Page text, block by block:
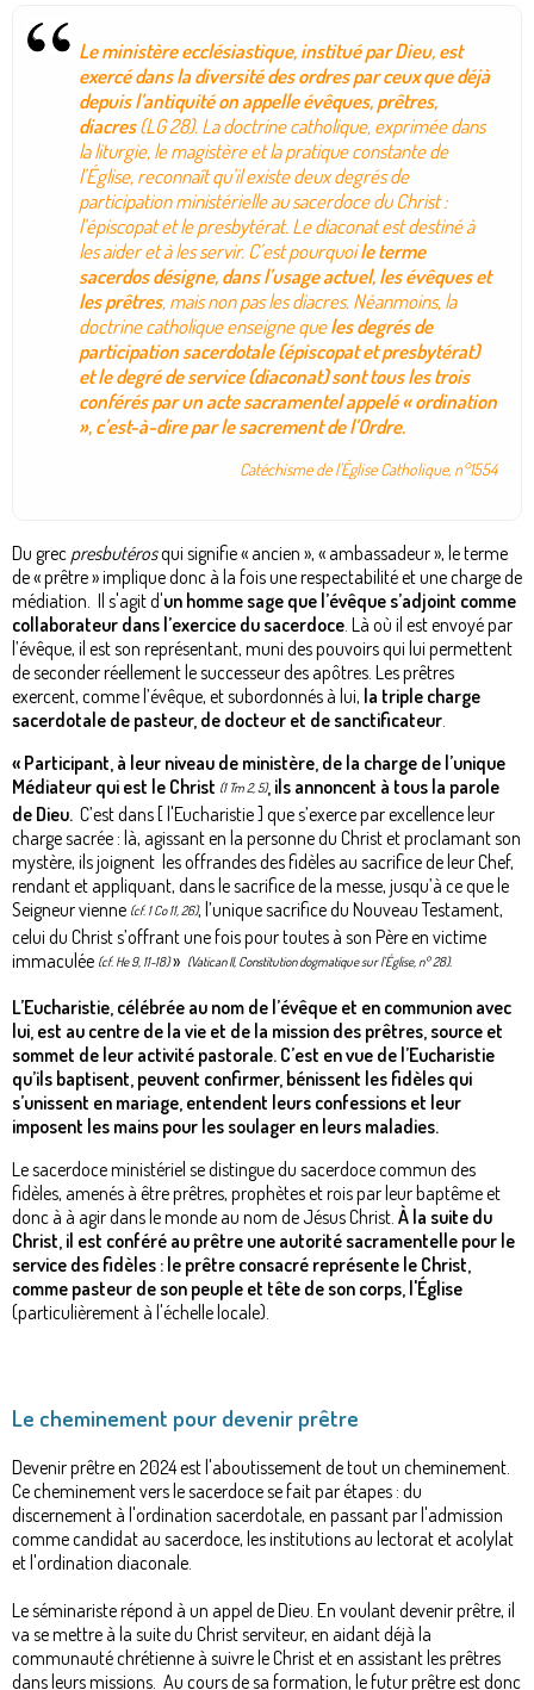
Le ministère ecclésiastique, institué par Dieu, est
exercé dans la diversité des ordres par ceux que déjà
depuis l’antiquité on appelle évêques, prêtres,
diacres(LG 28). La doctrine catholique, exprimée dans
la liturgie, le magistère et la pratique constante de
l’Église, reconnaît qu’il existe deux degrés de
participation ministérielle au sacerdoce du Christ :
l’épiscopat et le presbytérat. Le diaconat est destiné à
les aider et à les servir. C’est pourquoile terme
sacerdos désigne, dans l’usage actuel, les évêques et
les prêtres, mais non pas les diacres. Néanmoins, la
doctrine catholique enseigne queles degrés de
participation sacerdotale (épiscopat et presbytérat)
et le degré de service (diaconat) sont tous les trois
conférés par un acte sacramentel appelé « ordination
», c’est-à-dire par le sacrement de l’Ordre.
Catéchisme de l'Église Catholique, n°1554
Du grec presbutérosqui signifie « ancien », « ambassadeur », le terme
de « prêtre » implique donc à la fois une respectabilité et une charge de
médiation. Il s'agit d'un homme sage que l’évêque s’adjoint comme
collabo­rateur dans l’exercice du sacerdoce . Là où il est envoyé par
l’évêque, il est son représentant, muni des pouvoirs qui lui permet­tent
de seconder réellement le successeur des apôtres. Les prêtres
exercent, comme l’évêque, et subordonnés à lui, la triple charge
sacerdotale de pasteur, de docteur et de sanctificateur
« Participant, à leur niveau de ministère, de la charge de l’unique
Médiateur qui est le Christ (1 Tm 2, 5), ils annoncent à tous la parole
de Dieu. C’est dans [ l'Eucharistie ] que s’exerce par excellence leur
charge sacrée : là, agissant en la personne du Christ et proclamant son
mystère, ils joignent les offrandes des fidèles au sacrifice de leur Chef,
rendant et appli­quant, dans le sacrifice de la messe, jusqu’à ce que le
Seigneur vienne (cf. 1 Co 11, 26), l’unique sacrifice du Nouveau Testament,
celui du Christ s’offrant une fois pour toutes à son Père en victime
immaculée (cf. He 9, 11-18)» (Vatican II, Constitution dogmatique sur l’Église, n° 28).
L’Eucharistie, célébrée au nom de l’évêque et en communion avec
lui, est au centre de la vie et de la mission des prêtres, source et
sommet de leur activité pastorale. C’est en vue de l’Eucharistie
qu’ils baptisent, peuvent confirmer, bénissent les fidèles qui
s’unis­sent en mariage, entendent leurs confessions et leur
imposent les mains pour les soulager en leurs maladies.
Le sacerdoce ministériel se distingue du sacerdoce commun des
fidèles, amenés à être prêtres, prophètes et rois par leur baptême et
donc à à agir dans le monde au nom de Jésus Christ. À la suite du
Christ, il est conféré au prêtre une autorité sacramentelle pour le
service des fidèles : le prêtre consacré représente le Christ,
comme pasteur de son peuple et tête de son corps, l'Église
(particulièrement à l'échelle locale).
Le cheminement pour devenir prêtre
Devenir prêtre en 2024 est l'aboutissement de tout un cheminement.
Ce cheminement vers le sacerdoce se fait par étapes : du
discernement à l'ordination sacerdotale, en passant par l'admission
comme candidat au sacerdoce, les institutions au lectorat et acolylat
et l'ordination diaconale.
Le séminariste répond à un appel de Dieu. En voulant devenir prêtre, il
va se mettre à la suite du Christ serviteur, en aidant déjà la
communauté chrétienne à suivre le Christ et en assistant les prêtres
dans leurs missions. Au cours de sa formation, le futur prêtre est donc